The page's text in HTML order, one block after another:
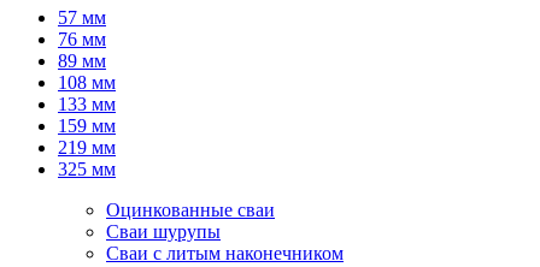
57 мм
76 мм
89 мм
108 мм
133 мм
159 мм
219 мм
325 мм
Оцинкованные сваи
Сваи шурупы
Сваи с литым наконечником